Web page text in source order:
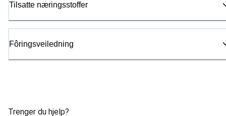
Tilsatte næringsstoffer
Fôringsveiledning
Trenger du hjelp?